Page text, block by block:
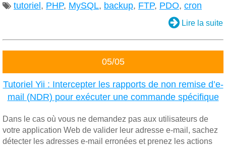
 tutoriel , PHP, MySQL, backup, FTP, PDO, cron
 Lire la suite
05/05
Tutoriel Yii : Intercepter les rapports de non remise d’e-
mail (NDR) pour exécuter une commande spécifique
Dans le cas où vous ne demandez pas aux utilisateurs de
votre application Web de valider leur adresse e-mail, sachez
détecter les adresses e-mail erronées et prenez les actions